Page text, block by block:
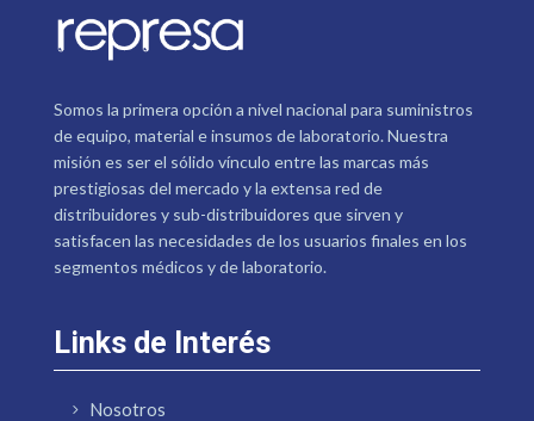
Somos la primera opción a nivel nacional para suministros
de equipo, material e insumos de laboratorio. Nuestra
misión es ser el sólido vínculo entre las marcas más
prestigiosas del mercado y la extensa red de
distribuidores y sub-distribuidores que sirven y
satisfacen las necesidades de los usuarios finales en los
segmentos médicos y de laboratorio.
Links de Interés
Nosotros